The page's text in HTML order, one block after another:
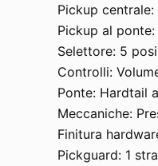
Pickup
Pickup al
Selettore: 5
Controlli:
Ponte: Hardtail
Meccaniche:
Finitura
Pickguard: 1